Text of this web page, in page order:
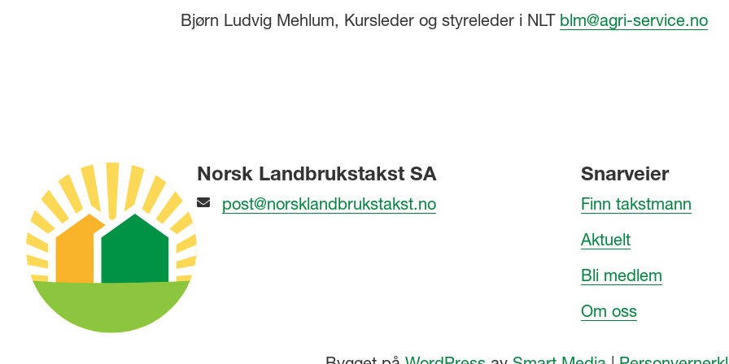
Bjørn Ludvig Mehlum, Kursleder og styreleder i NLT blm@agri-service.no
Norsk Landbrukstakst SA
post@norsklandbrukstakst.no
Snarveier
Finn takstmann
Aktuelt
Bli medlem
Om oss